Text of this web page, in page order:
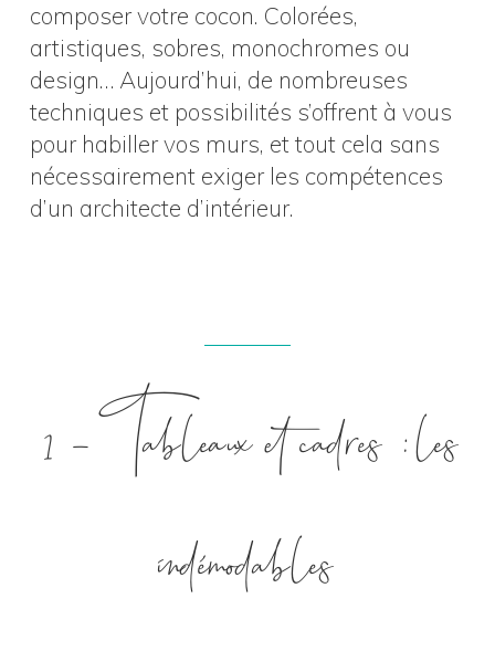
composer votre cocon. Colorées,
artistiques, sobres, monochromes ou
design… Aujourd’hui, de nombreuses
techniques et possibilités s’offrent à vous
pour habiller vos murs, et tout cela sans
nécessairement exiger les compétences
d’un architecte d’intérieur.
1 – Tableaux et cadres : les
indémodables